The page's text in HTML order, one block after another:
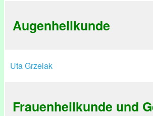
Augenheilkunde
Uta Grzelak
Frauenheilkunde und